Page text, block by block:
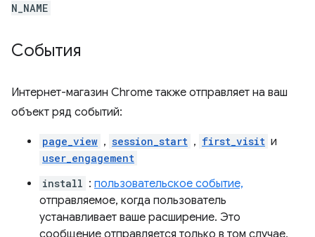
N_NAME
События
Интернет-магазин Chrome также отправляет на ваш
объект ряд событий:
page_view , session_start , first_visit и
user_engagement
install : пользовательское событие,
отправляемое, когда пользователь
устанавливает ваше расширение. Это
сообщение отправляется только в том случае,